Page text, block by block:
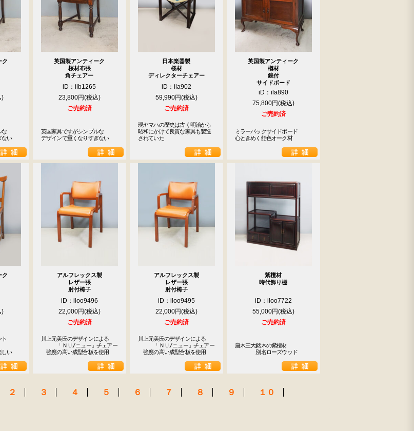
ク
な
ない
英国製アンティーク
桜材布張
角チェアー
iD：ilb1265
23,800円
ご売約済
英国家具ですがシンプルな
デザインで重くなりすぎない
日本楽器製
桜材
ディレクターチェアー
iD：ila902
59,990円
ご売約済
現ヤマハの歴史は古く明治から
昭和にかけて良質な家具も製造
されていた
英国製アンティーク
楢材
鏡付
サイドボード
iD：ila890
75,800円
ご売約済
ミラーバックサイドボード
心ときめく飴色オーク材
ク
ト
い
アルフレックス製
レザー張
肘付椅子
iD：iloo9496
22,000円
ご売約済
川上元美氏のデザインによる
「ＮＵ/ニュー」チェアー
強度の高い成型合板を使用
アルフレックス製
レザー張
肘付椅子
iD：iloo9495
22,000円
ご売約済
川上元美氏のデザインによる
「ＮＵ/ニュー」チェアー
強度の高い成型合板を使用
紫檀材
時代飾り棚
iD：iloo7722
55,000円
ご売約済
唐木三大銘木の紫檀材
別名ローズウッド
２ ３ ４ ５ ６ ７ ８ ９ １０
12